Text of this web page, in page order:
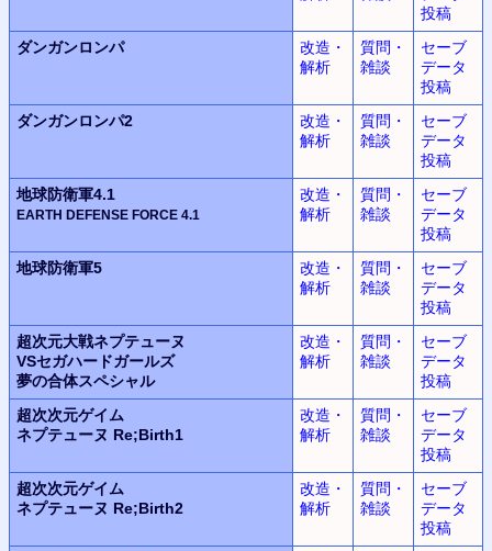
投稿
ダンガンロンパ
改造・
解析
質問・
雑談
セーブ
データ
投稿
ダンガンロンパ2
改造・
解析
質問・
雑談
セーブ
データ
投稿
地球防衛軍4.1
EARTH DEFENSE FORCE 4.1
改造・
解析
質問・
雑談
セーブ
データ
投稿
地球防衛軍5
改造・
解析
質問・
雑談
セーブ
データ
投稿
超次元大戦ネプテューヌ
VSセガハードガールズ
夢の合体スペシャル
改造・
解析
質問・
雑談
セーブ
データ
投稿
超次次元ゲイム
ネプテューヌ Re;Birth1
改造・
解析
質問・
雑談
セーブ
データ
投稿
超次次元ゲイム
ネプテューヌ Re;Birth2
改造・
解析
質問・
雑談
セーブ
データ
投稿